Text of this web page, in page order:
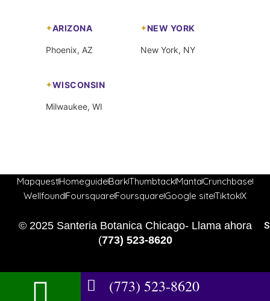
ARIZONA
Phoenix, AZ
NEW YORK
New York, NY
WISCONSIN
Milwaukee, WI
MapquestHomeguideBarkThumbtackMantaCrunchbase
WellfoundFoursquareFoursquareGoogle siteTiktokX
© 2025 Santeria Botanica Chicago- Llama ahora
(773) 523-8620
(773) 523-8620